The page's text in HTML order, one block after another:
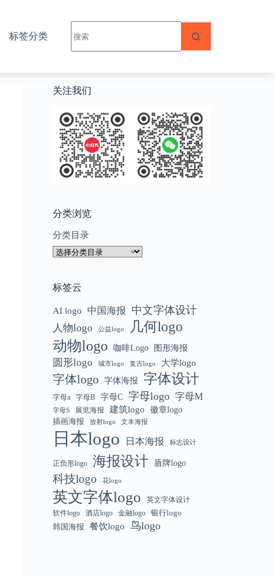
标签分类
结
果
关注我们
分类浏览
分类目录
标签云
AI logo 中国海报 中文字体设计
人物logo 公益logo
几何logo
动物logo
咖啡Logo 图形海报
圆形logo 城市logo 复古logo 大学logo
字体logo 字体海报 字体设计
字母a 字母B 字母C 字母logo 字母M
字母S 展览海报 建筑logo 徽章logo
插画海报 放射logo 文本海报
日本logo 日本海报 标志设计
正负形logo 海报设计 盾牌logo
科技logo 花logo
英文字体logo
英文字体设计
软件logo
酒店logo 金融logo
银行logo
韩国海报
餐饮logo 鸟logo